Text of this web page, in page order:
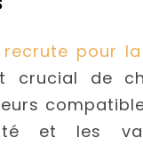
recrute pour
crucial de
et les